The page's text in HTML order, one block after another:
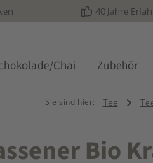
40 Jahre
Chai Zubehör
Sie sind hier: Tee
Bio